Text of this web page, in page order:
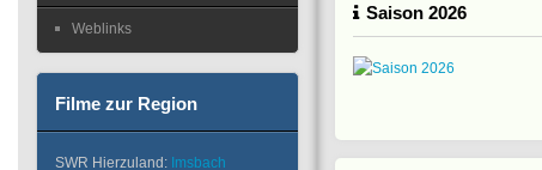
Weblinks
Filme zur Region
SWR Hierzuland: Imsbach
Saison 2026